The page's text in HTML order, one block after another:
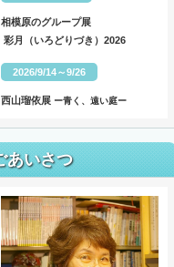
相模原のグループ展
彩月（いろどりづき）2026
2026/9/14～9/26
西山瑠依展 ー青く、遠い庭ー
あいさつ